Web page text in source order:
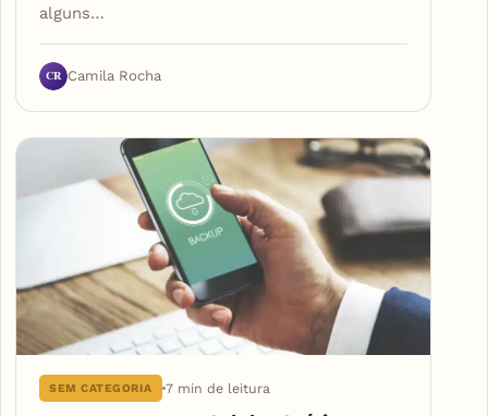
alguns…
CR Camila Rocha
SEM CATEGORIA 7 min de leitura